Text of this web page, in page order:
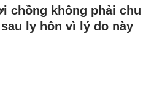
chồng không phải chu
ly hôn vì lý do này